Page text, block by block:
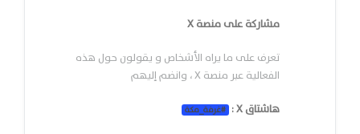
مشاركة على منصة X
تعرف على ما يراه الأشخاص و يقولون حول هذه
الفعالية عبر منصة X ، وانضم إليهم
هاشتاق X :
#غرفة_مكة